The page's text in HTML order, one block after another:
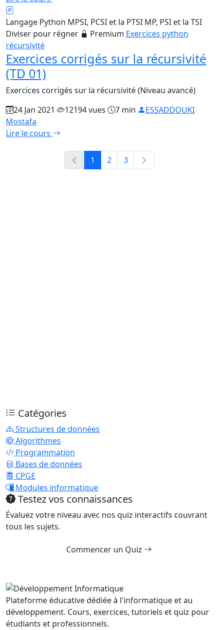
Langage Python MPSI, PCSI et la PTSI MP, PSI et la TSI
Diviser pour régner
Premium Exercices python
récursivité
Exercices corrigés sur la récursivité
(TD 01)
Exercices corrigés sur la récursivité (Niveau avancé)
24 Jan 2021
12194 vues 7 min
ESSADDOUKI
Mostafa
Lire le cours
1 2 3
Catégories
Structures de données
Algorithmes
Programmation
Bases de données
CPGE
Modules informatique
Testez vos connaissances
Évaluez votre niveau avec nos quiz interactifs couvrant
tous les sujets.
Commencer un Quiz
Plateforme éducative dédiée à l'informatique et au
développement. Cours, exercices, tutoriels et quiz pour
étudiants et professionnels.